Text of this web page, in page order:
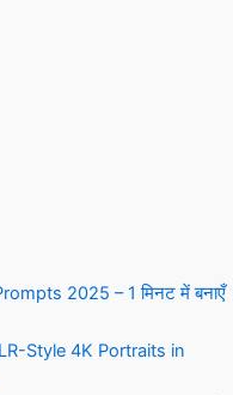
2025 – 1 मिनट में बनाएँ
Style 4K Portraits in